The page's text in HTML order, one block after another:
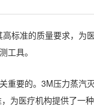
高标准的质量要求，为
工具。
重要的。3M压力蒸汽
为医疗机构提供了一种